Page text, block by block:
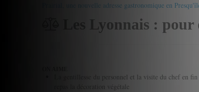
Prairial, une nouvelle adresse gastronomique en
Les Lyonnais :
La gentillesse du personnel et la visite du chef en
repas la décoration végétale